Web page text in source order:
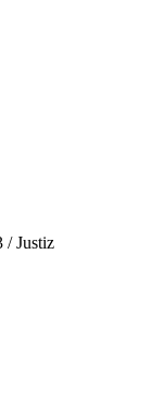
/ Justiz